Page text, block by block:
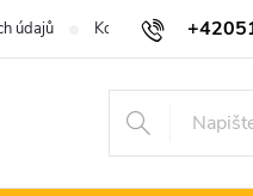
údajů Kontakty